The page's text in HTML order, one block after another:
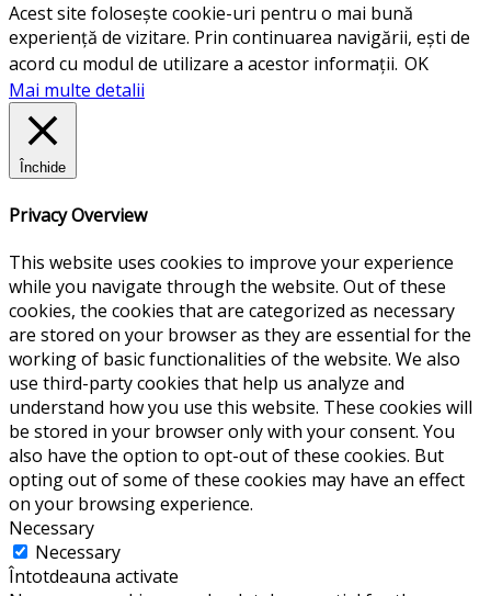
Acest site folosește cookie-uri pentru o mai bună
experiență de vizitare. Prin continuarea navigării, ești de
acord cu modul de utilizare a acestor informații. OK
Mai multe detalii
Închide
Privacy Overview
This website uses cookies to improve your experience
while you navigate through the website. Out of these
cookies, the cookies that are categorized as necessary
are stored on your browser as they are essential for the
working of basic functionalities of the website. We also
use third-party cookies that help us analyze and
understand how you use this website. These cookies will
be stored in your browser only with your consent. You
also have the option to opt-out of these cookies. But
opting out of some of these cookies may have an effect
on your browsing experience.
Necessary
Necessary
Întotdeauna activate